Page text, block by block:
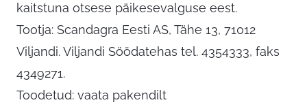
kaitstuna otsese päikesevalguse eest.
Tootja: Scandagra Eesti AS, Tähe 13, 71012
Viljandi. Viljandi Söödatehas tel. 4354333, faks
4349271.
Toodetud: vaata pakendilt